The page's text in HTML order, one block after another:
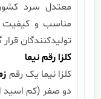
معتدل سرد
مناسب و کیفیت
تولیدکنندگان
کلزا رقم نیما
کلزا نیما یک رقم
دو صفر (کم اسید